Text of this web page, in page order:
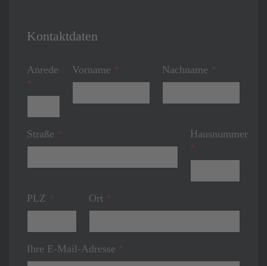
Kontaktdaten
Anrede
*
Vorname * Nachname *
Straße *
Hausnummer
*
PLZ * Ort *
Ihre E-Mail-Adresse *